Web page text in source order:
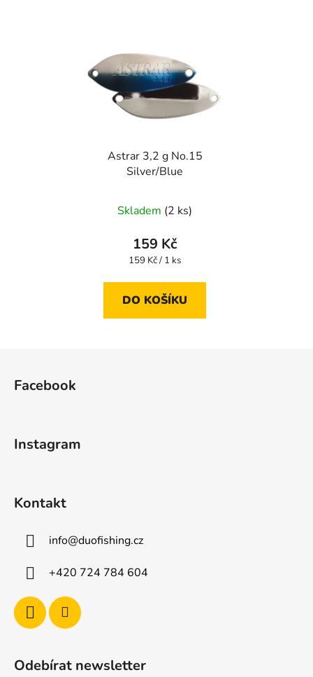
Astrar 3,2 g No.15
Silver/Blue
Skladem (2 ks)
159 Kč
Měrná
159 Kč / 1 ks
DO KOŠÍKU
Facebook
Instagram
Kontakt
info@duofishing.cz
+420 724 784 604
Odebírat newsletter